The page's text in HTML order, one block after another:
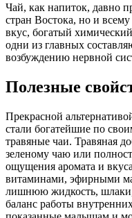
Чай, как напиток, давно
стран Востока, но и
вкус, богатый
одни из главных
возбуждению нервной
Полезные
Прекрасной
стали богатейшие по
травяные чаи. Травяная
зеленому чаю или
ощущения аромата и
витаминами, эфирными
лишнюю жидкость, шлаки,
баланс работы